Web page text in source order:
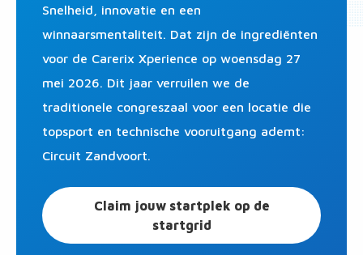
Snelheid, innovatie en een
winnaarsmentaliteit. Dat zijn de ingrediënten
voor de Carerix Xperience op woensdag 27
mei 2026. Dit jaar verruilen we de
traditionele congreszaal voor een locatie die
topsport en technische vooruitgang ademt:
Circuit Zandvoort.
Claim jouw startplek op de
startgrid